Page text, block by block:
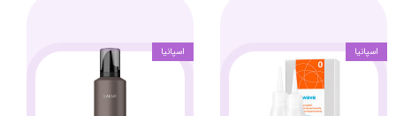
اسپانیا اسپانیا